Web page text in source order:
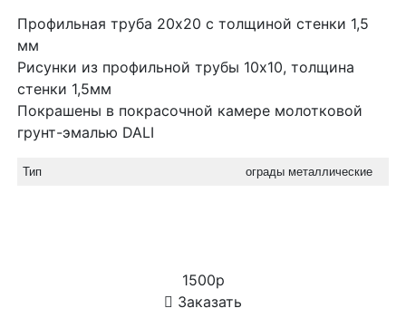
Профильная труба 20х20 с толщиной стенки 1,5
мм
Рисунки из профильной трубы 10х10, толщина
стенки 1,5мм
Покрашены в покрасочной камере молотковой
грунт-эмалью DALI
Тип ограды металлические
1500р
Заказать